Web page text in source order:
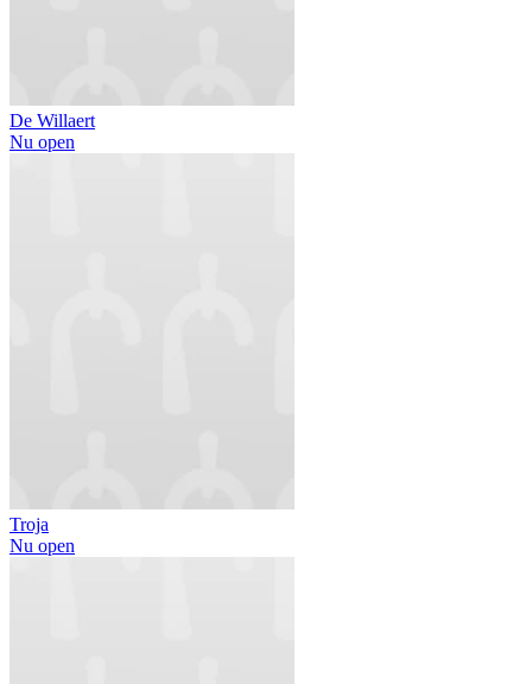
De Willaert
Nu open
Troja
Nu open